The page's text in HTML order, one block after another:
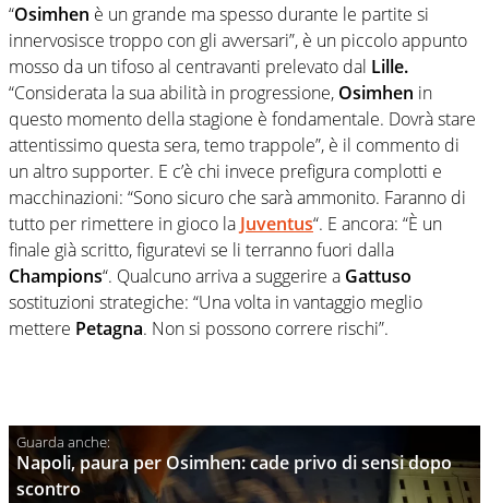
“Osimhen è un grande ma spesso durante le partite si
innervosisce troppo con gli avversari”, è un piccolo appunto
mosso da un tifoso al centravanti prelevato dal Lille.
“Considerata la sua abilità in progressione, Osimhen in
questo momento della stagione è fondamentale. Dovrà stare
attentissimo questa sera, temo trappole”, è il commento di
un altro supporter. E c’è chi invece prefigura complotti e
macchinazioni: “Sono sicuro che sarà ammonito. Faranno di
tutto per rimettere in gioco la Juventus“. E ancora: “È un
finale già scritto, figuratevi se li terranno fuori dalla
Champions“. Qualcuno arriva a suggerire a Gattuso
sostituzioni strategiche: “Una volta in vantaggio meglio
mettere Petagna. Non si possono correre rischi”.
Napoli, paura per Osimhen: cade privo di sensi dopo
scontro